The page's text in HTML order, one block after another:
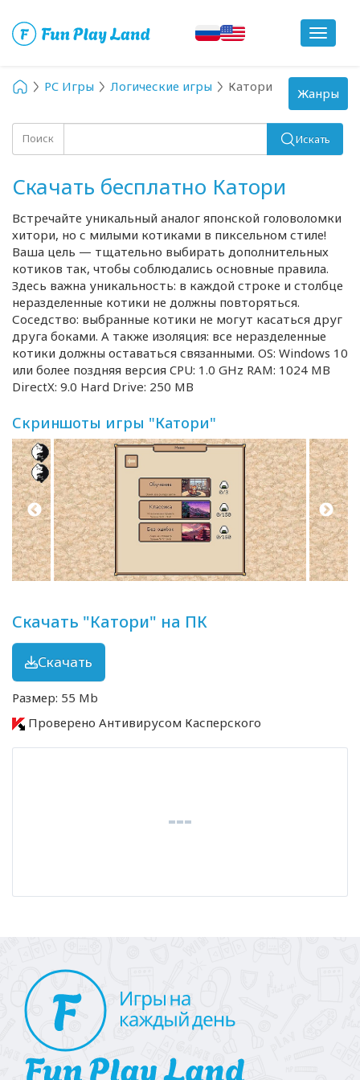
Toggle
PC Игры Логические игры Катори
Поиск Искать
Скачать бесплатно Катори
Встречайте уникальный аналог японской головоломки
хитори, но с милыми котиками в пиксельном стиле!
Ваша цель — тщательно выбирать дополнительных
котиков так, чтобы соблюдались основные правила.
Здесь важна уникальность: в каждой строке и столбце
неразделенные котики не должны повторяться.
Соседство: выбранные котики не могут касаться друг
друга боками. А также изоляция: все неразделенные
котики должны оставаться связанными. OS: Windows 10
или более поздняя версия CPU: 1.0 GHz RAM: 1024 MB
DirectX: 9.0 Hard Drive: 250 MB
Скриншоты игры "Катори"
Скачать "Катори" на ПК
Скачать
Размер: 55 Mb
Проверено Антивирусом Касперского
Toggle
navigation
Жанры